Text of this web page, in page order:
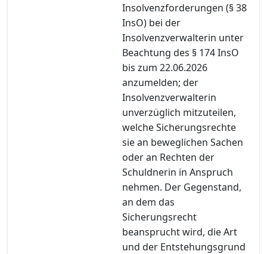
Insolvenzforderungen (§ 38
InsO) bei der
Insolvenzverwalterin unter
Beachtung des § 174 InsO
bis zum 22.06.2026
anzumelden; der
Insolvenzverwalterin
unverzüglich mitzuteilen,
welche Sicherungsrechte
sie an beweglichen Sachen
oder an Rechten der
Schuldnerin in Anspruch
nehmen. Der Gegenstand,
an dem das
Sicherungsrecht
beansprucht wird, die Art
und der Entstehungsgrund